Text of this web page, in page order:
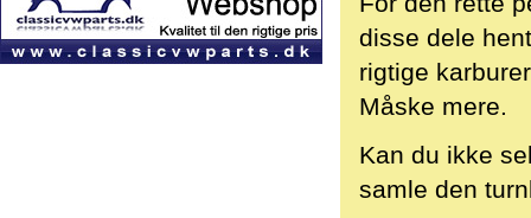
disse dele
rigtige
Måske mere.
Kan du ikke
samle den